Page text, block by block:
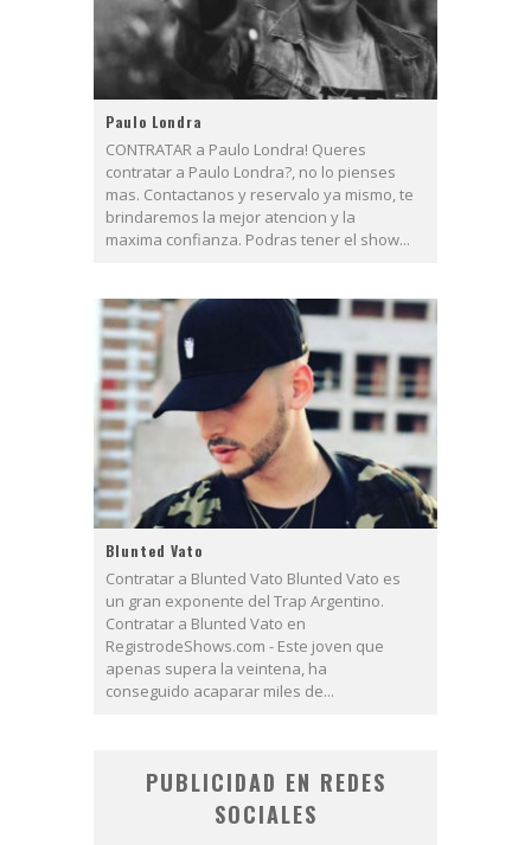
Paulo Londra
CONTRATAR a Paulo Londra! Queres
contratar a Paulo Londra?, no lo pienses
mas. Contactanos y reservalo ya mismo, te
brindaremos la mejor atencion y la
maxima confianza. Podras tener el show...
Blunted Vato
Contratar a Blunted Vato Blunted Vato es
un gran exponente del Trap Argentino.
Contratar a Blunted Vato en
RegistrodeShows.com - Este joven que
apenas supera la veintena, ha
conseguido acaparar miles de...
PUBLICIDAD EN REDES
SOCIALES